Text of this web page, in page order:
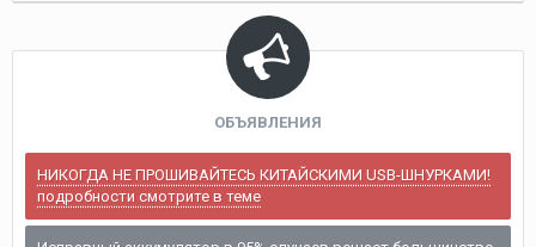
ОБЪЯВЛЕНИЯ
НИКОГДА НЕ ПРОШИВАЙТЕСЬ КИТАЙСКИМИ USB-ШНУРКАМИ!
подробности смотрите в теме